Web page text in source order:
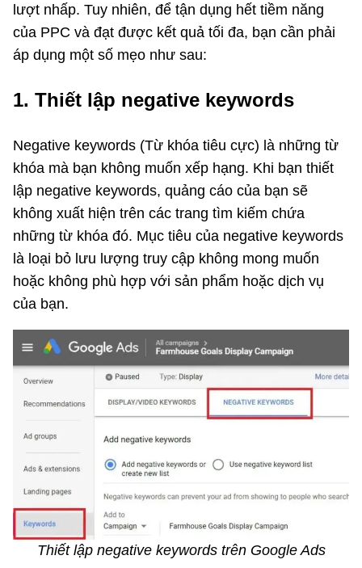
lượt nhấp. Tuy nhiên, để tận dụng hết tiềm năng
của PPC và đạt được kết quả tối đa, bạn cần phải
áp dụng một số mẹo như sau:
1. Thiết lập negative keywords
Negative keywords (Từ khóa tiêu cực) là những từ
khóa mà bạn không muốn xếp hạng. Khi bạn thiết
lập negative keywords, quảng cáo của bạn sẽ
không xuất hiện trên các trang tìm kiếm chứa
những từ khóa đó. Mục tiêu của negative keywords
là loại bỏ lưu lượng truy cập không mong muốn
hoặc không phù hợp với sản phẩm hoặc dịch vụ
của bạn.
Thiết lập negative keywords trên Google Ads